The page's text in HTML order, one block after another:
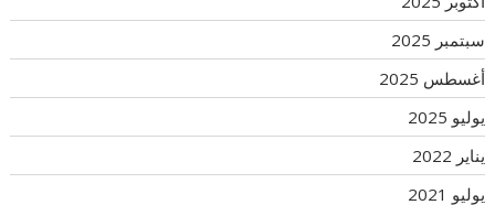
سبتمبر 2025
أغسطس 2025
يوليو 2025
يناير 2022
يوليو 2021